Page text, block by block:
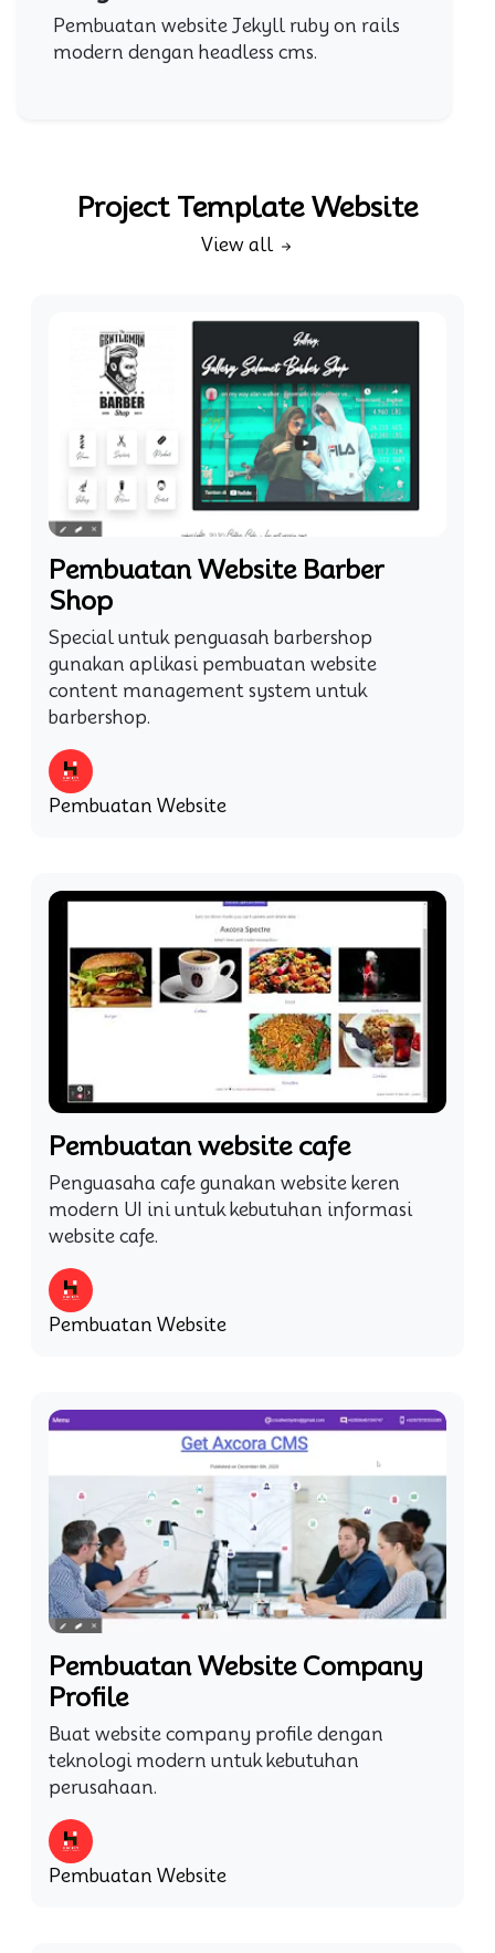
Pembuatan website Jekyll ruby on rails
modern dengan headless cms.
Project Template Website
View all
Pembuatan Website Barber
Shop
Special untuk penguasah barbershop
gunakan aplikasi pembuatan website
content management system untuk
barbershop.
Pembuatan Website
Pembuatan website cafe
Penguasaha cafe gunakan website keren
modern UI ini untuk kebutuhan informasi
website cafe.
Pembuatan Website
Pembuatan Website Company
Profile
Buat website company profile dengan
teknologi modern untuk kebutuhan
perusahaan.
Pembuatan Website